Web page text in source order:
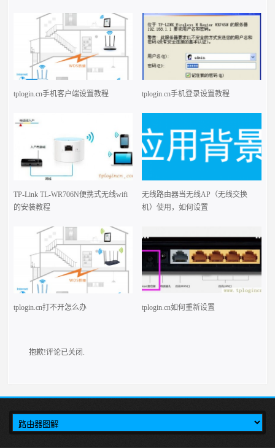
tplogin.cn手机客户端设置教程 tplogin.cn手机登录设置教程
TP-Link TL-WR706N便携式无线wifi
的安装教程
无线路由器当无线AP（无线交换
机）使用，如何设置
tplogin.cn打不开怎么办 tplogin.cn如何重新设置
抱歉!评论已关闭.